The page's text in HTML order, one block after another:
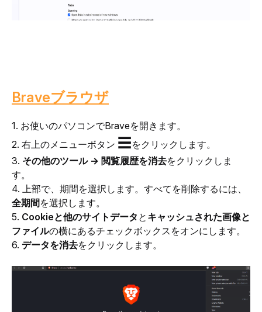
Braveブラウザ
1. お使いのパソコンでBraveを開きます。
2. 右上のメニューボタン ☰をクリックします。
3. その他のツール → 閲覧履歴を消去をクリックしま
す。
4. 上部で、期間を選択します。すべてを削除するには、
全期間を選択します。
5. Cookieと他のサイトデータ と キャッシュされた画像と
ファイルの横にあるチェックボックスをオンにします。
6. データを消去をクリックします。